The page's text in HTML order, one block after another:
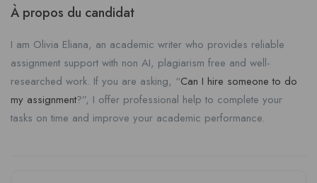
À propos du candidat
I am Olivia Eliana, an academic writer who provides reliable
assignment support with non AI, plagiarism free and well-
researched work. If you are asking, “Can I hire someone to do
my assignment?”, I offer professional help to complete your
tasks on time and improve your academic performance.